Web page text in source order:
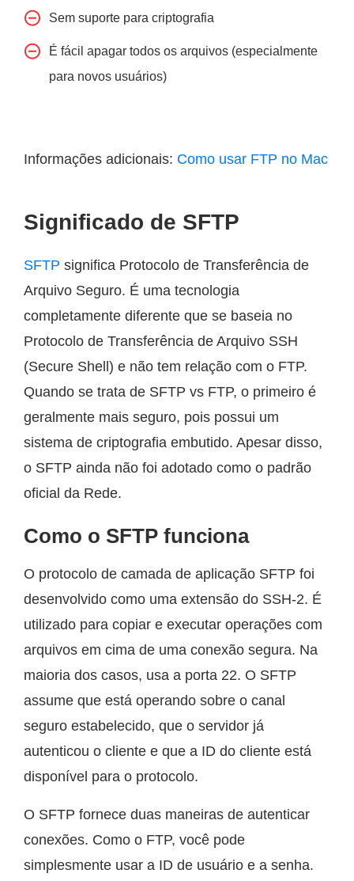
Sem suporte para criptografia
É fácil apagar todos os arquivos (especialmente
para novos usuários)
Informações adicionais: Como usar FTP no Mac
Significado de SFTP
SFTP significa Protocolo de Transferência de
Arquivo Seguro. É uma tecnologia
completamente diferente que se baseia no
Protocolo de Transferência de Arquivo SSH
(Secure Shell) e não tem relação com o FTP.
Quando se trata de SFTP vs FTP, o primeiro é
geralmente mais seguro, pois possui um
sistema de criptografia embutido. Apesar disso,
o SFTP ainda não foi adotado como o padrão
oficial da Rede.
Como o SFTP funciona
O protocolo de camada de aplicação SFTP foi
desenvolvido como uma extensão do SSH-2. É
utilizado para copiar e executar operações com
arquivos em cima de uma conexão segura. Na
maioria dos casos, usa a porta 22. O SFTP
assume que está operando sobre o canal
seguro estabelecido, que o servidor já
autenticou o cliente e que a ID do cliente está
disponível para o protocolo.
O SFTP fornece duas maneiras de autenticar
conexões. Como o FTP, você pode
simplesmente usar a ID de usuário e a senha.